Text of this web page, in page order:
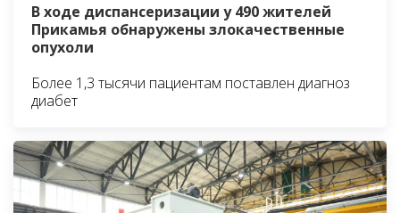
В ходе диспансеризации у 490 жителей
Прикамья обнаружены злокачественные
опухоли
Более 1,3 тысячи пациентам поставлен диагноз
диабет